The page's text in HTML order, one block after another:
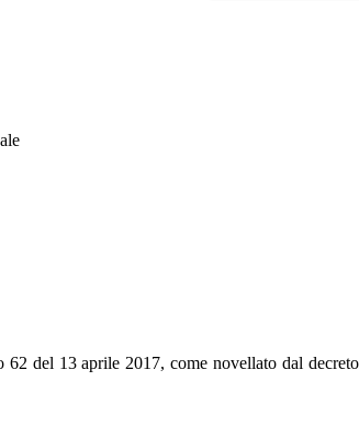
del 13 aprile 2017, come novellato dal